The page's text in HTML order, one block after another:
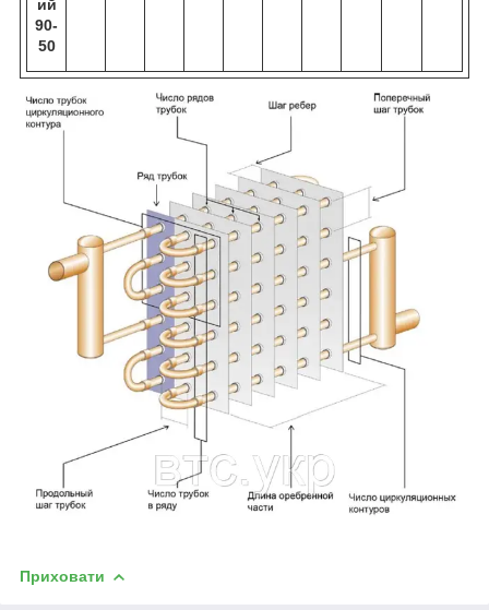
ий
90-
50
Приховати